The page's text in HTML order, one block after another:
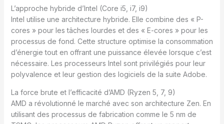
L’approche hybride d’Intel (Core i5, i7, i9)
Intel utilise une architecture hybride. Elle combine des « P-
cores » pour les tâches lourdes et des « E-cores » pour les
processus de fond. Cette structure optimise la consommation
d’énergie tout en offrant une puissance élevée lorsque c’est
nécessaire. Les processeurs Intel sont privilégiés pour leur
polyvalence et leur gestion des logiciels de la suite Adobe.
La force brute et l’efficacité d’AMD (Ryzen 5, 7, 9)
AMD a révolutionné le marché avec son architecture Zen. En
utilisant des processus de fabrication comme le 5 nm de